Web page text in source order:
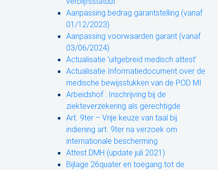
Aanpassing bedrag garantstelling (vanaf
01/12/2023)
Aanpassing voorwaarden garant (vanaf
03/06/2024)
Actualisatie ’uitgebreid medisch attest’
Actualisatie Informatiedocument over de
medische bewijsstukken van de POD MI
Arbeidshof : Inschrijving bij de
ziekteverzekering als gerechtigde
Art. 9ter – Vrije keuze van taal bij
indiening art. 9ter na verzoek om
internationale bescherming
Attest DMH (update juli 2021)
Bijlage 26quater en toegang tot de